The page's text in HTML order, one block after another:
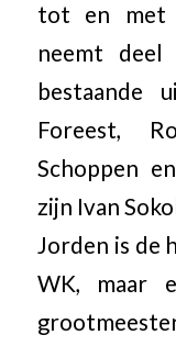
tot en met
neemt
bestaande
Foreest,
Schoppen
zijn Ivan
Jorden is de
WK, maar